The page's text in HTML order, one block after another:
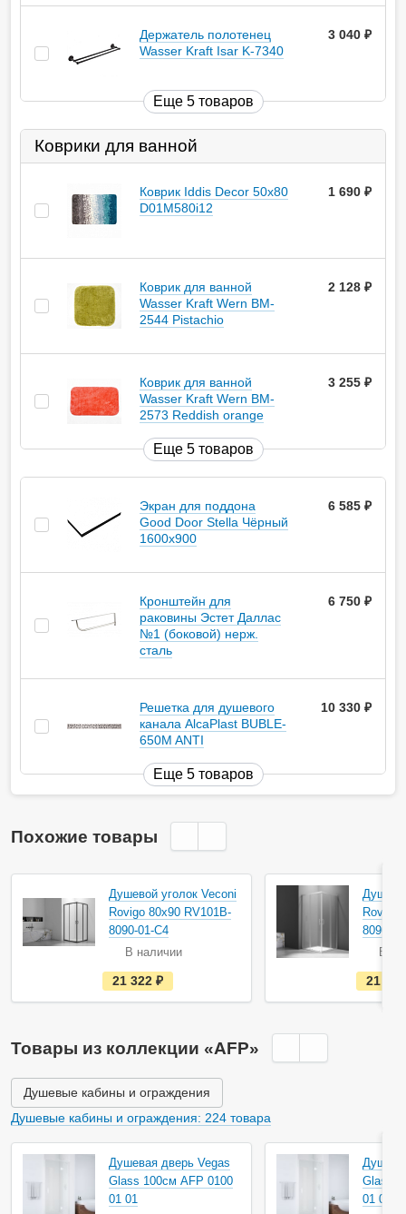
Держатель полотенец
Wasser Kraft Isar K-7340
3 040
Еще 5 товаров
Коврики для ванной
Коврик Iddis Decor 50х80
D01M580i12
1 690
Коврик для ванной
Wasser Kraft Wern BM-
2544 Pistachio
2 128
Коврик для ванной
Wasser Kraft Wern BM-
2573 Reddish orange
3 255
Еще 5 товаров
Экран для поддона
Good Door Stella Чёрный
1600x900
6 585
Кронштейн для
раковины Эстет Даллас
№1 (боковой) нерж.
сталь
6 750
Решетка для душевого
канала AlcaPlast BUBLE-
650M ANTI
10 330
Еще 5 товаров
Похожие товары
Душевой уголок Veconi
Rovigo 80х90 RV101B-
8090-01-C4
В наличии
е
с
т
а
и
ч
и
и
21 322
Rovigo
8090-
В
21
Товары из коллекции «AFP»
Душевые кабины и ограждения
Душевые кабины и ограждения: 224 товара
Душевая дверь Vegas
Glass 100см AFP 0100
01 01
Glass
01 01